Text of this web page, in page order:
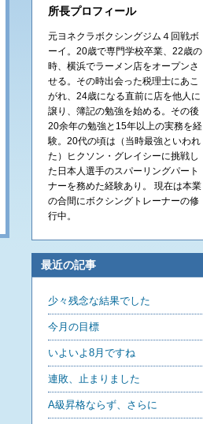
所長プロフィール
元ヨネクラボクシングジム４回戦ボ
ーイ。20歳で専門学校卒業、22歳の
時、横浜でラーメン店をオープンさ
せる。その時出会った税理士にあこ
がれ、24歳になる直前に店を他人に
譲り、簿記の勉強を始める。その後
20余年の勉強と15年以上の実務を経
験。20代の頃は（当時最強といわれ
た）ヒクソン・グレイシーに挑戦し
た日本人選手のスパーリングパート
ナーを務めた経験あり。 現在は本業
の合間にボクシングトレーナーの修
行中。
最近の記事
少々残念な結果でした
今月の目標
いよいよ8月ですね
連敗、止まりました
A級昇格ならず、さらに